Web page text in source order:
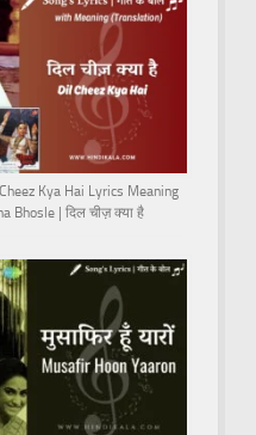
Kya Hai Lyrics Meaning
Bhosle | दिल चीज़ क्या है